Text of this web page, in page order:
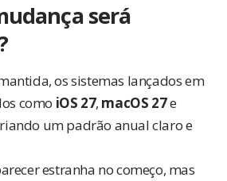
será
os sistemas lançados em
como iOS 27, macOS 27e
um padrão anual claro e
estranha no começo, mas